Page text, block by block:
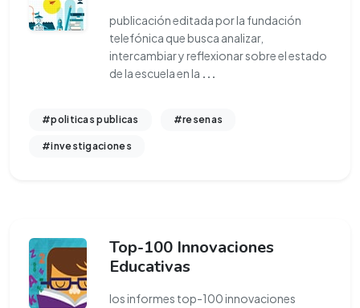
publicación editada por la fundación
telefónica que busca analizar,
intercambiar y reflexionar sobre el estado
de la escuela en la ...
#politicas publicas #resenas
#investigaciones
Top-100 Innovaciones
Educativas
los informes top-100 innovaciones